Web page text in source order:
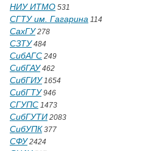
НИУ ИТМО 531
СГТУ им. Гагарина 114
СахГУ278
СЗТУ484
СибАГС 249
СибГАУ462
СибГИУ1654
СибГТУ946
СГУПС 1473
СибГУТИ 2083
СибУПК 377
СФУ2424